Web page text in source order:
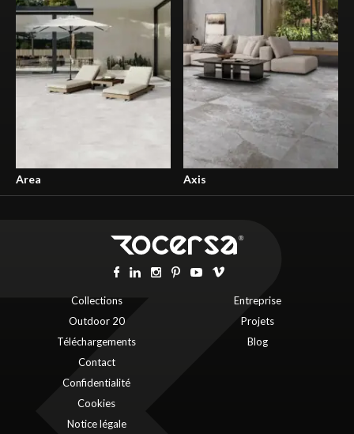
Area Axis
Collections
Outdoor 20
Téléchargements
Entreprise
Projets
Blog
Contact
Confidentialité
Cookies
Notice légale